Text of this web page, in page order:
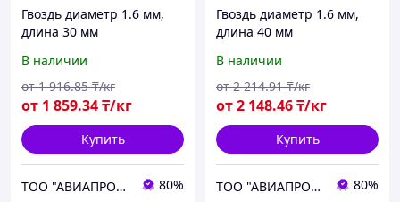
Гвоздь диаметр 1.6 мм,
длина 30 мм
В наличии
от 1 859.34₸/кг
от 1 916.85 ₸/кг
Купить
ТОО "АВИАПРОМСТАЛЬ" 80%
Гвоздь диаметр 1.6 мм,
длина 40 мм
В наличии
от2 148.46₸/кг
от 2 214.91 ₸/кг
Купить
ТОО "АВИАПРОМСТАЛЬ" 80%